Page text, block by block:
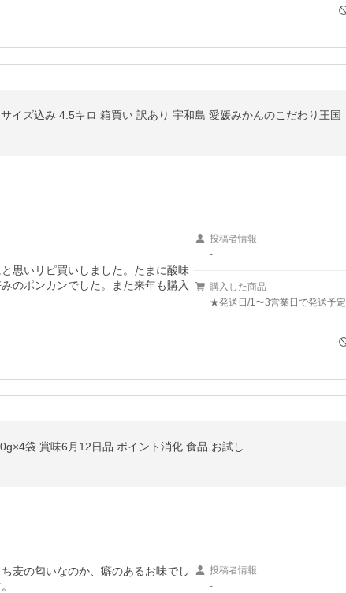
イズ込み 4.5キロ 箱買い 訳あり 宇和島 愛媛みかんのこだわり王国
思いリピ買いしました。たまに酸味
のポンカンでした。また来年も購入
投稿者情報
-
購入した商品
★発送日/1〜3営業日で発送予定
袋 賞味6月12日品 ポイント消化 食品 お試し
麦の匂いなのか、癖のあるお味でし
投稿者情報
-